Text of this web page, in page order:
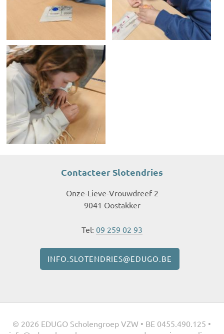
Contacteer Slotendries
Onze-Lieve-Vrouwdreef 2
9041 Oostakker
Tel: 09 259 02 93
INFO.SLOTENDRIES@EDUGO.BE
© 2026 EDUGO Scholengroep VZW • BE 0455.490.125 •